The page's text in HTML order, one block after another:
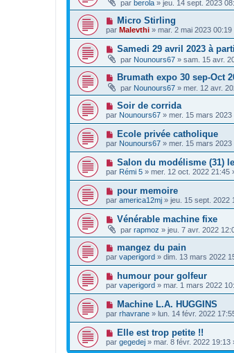
g
e
s
s
a
g
e
a
u
m
e
s
s
a
g
e
u
v
e
a
u
m
e
s
s
a
g
e
par berola » jeu. 14 sept. 2023
N
o
u
v
e
a
u
m
e
s
s
a
g
e
Micro Stirling
par Malevthi » mar. 2 mai 2023 00:19
N
u
v
e
a
u
m
e
s
s
a
g
e
Samedi 29 avril 2023 à
par Nounours67 » sam. 15 avr.
N
u
v
e
a
u
m
e
s
s
a
g
e
Brumath expo 30 sep-Oct
par Nounours67 » mer. 12 avr.
N
o
u
v
e
a
u
m
e
s
a
g
e
Soir de corrida
par Nounours67 » mer. 15 mars 2023
N
o
u
v
e
a
u
m
e
s
s
g
e
Ecole privée catholique
par Nounours67 » mer. 15 mars 2023
N
o
u
a
u
m
e
s
a
g
e
Salon du modélisme (31)
par Rémi 5 » mer. 12 oct. 2022 21:45
N
o
u
v
a
u
m
e
s
s
a
g
e
pour memoire
par america12mj » jeu. 15 sept. 2022
N
u
e
a
u
m
e
s
s
a
g
e
Vénérable machine fixe
par rapmoz » jeu. 7 avr. 2022
N
o
u
v
e
a
u
m
e
s
s
a
g
mangez du pain
par vaperigord » dim. 13 mars 2022
N
o
u
v
e
a
u
m
e
s
humour pour golfeur
par vaperigord » mar. 1 mars 2022
N
o
u
v
e
a
Machine L.A. HUGGINS
par rhavrane » lun. 14 févr. 2022
N
o
u
Elle est trop petite !!
par gegedej » mar. 8 févr. 2022 19:13